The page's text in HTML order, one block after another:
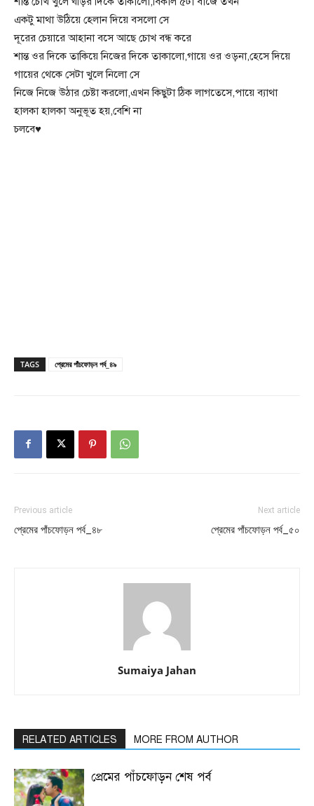
একটু মাথা উঠিয়ে হেলান দিয়ে বসলো সে
দূরের চেয়ারে আহানা বসে আছে চোখ বন্ধ করে
শান্ত ওর দিকে তাকিয়ে নিজের দিকে তাকালো,গায়ে ওর ওড়না,হেসে দিয়ে
গায়ের থেকে সেটা খুলে নিলো সে
নিজে নিজে উঠার চেষ্টা করলো,এখন কিছুটা ঠিক লাগতেসে,পায়ে ব্যাথা
হালকা হালকা অনুভূত হয়,বেশি না
চলবে♥
TAGS প্রেমের পাঁচফোড়ন পর্ব_৪৯
Previous article
প্রেমের পাঁচফোড়ন পর্ব_৪৮
Next article
প্রেমের পাঁচফোড়ন পর্ব_৫০
Sumaiya Jahan
RELATED ARTICLES MORE FROM AUTHOR
প্রেমের পাঁচফোড়ন শেষ পর্ব